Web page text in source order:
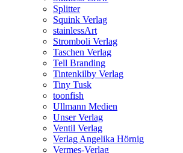
Splitter
Squink Verlag
stainlessArt
Stromboli Verlag
Taschen Verlag
Tell Branding
Tintenkilby Verlag
Tiny Tusk
toonfish
Ullmann Medien
Unser Verlag
Ventil Verlag
Verlag Angelika Hörnig
Vermes-Verlag